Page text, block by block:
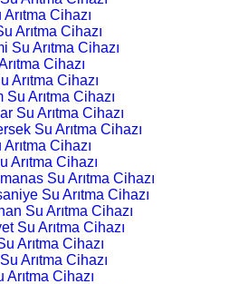
Cihazı
Arıtma Cihazı
Su Arıtma Cihazı
Cihazı
Arıtma Cihazı
Su Arıtma Cihazı
Su Arıtma Cihazı
Su Arıtma Cihazı
Arıtma Cihazı
Arıtma Cihazı
Su Arıtma Cihazı
Su Arıtma Cihazı
Su Arıtma Cihazı
Su Arıtma Cihazı
Arıtma Cihazı
Arıtma Cihazı
Arıtma Cihazı